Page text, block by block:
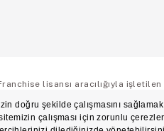
lisansı aracılığıyla işletilen
Mesafeli Satış Sözleşmesi Üyelik ve